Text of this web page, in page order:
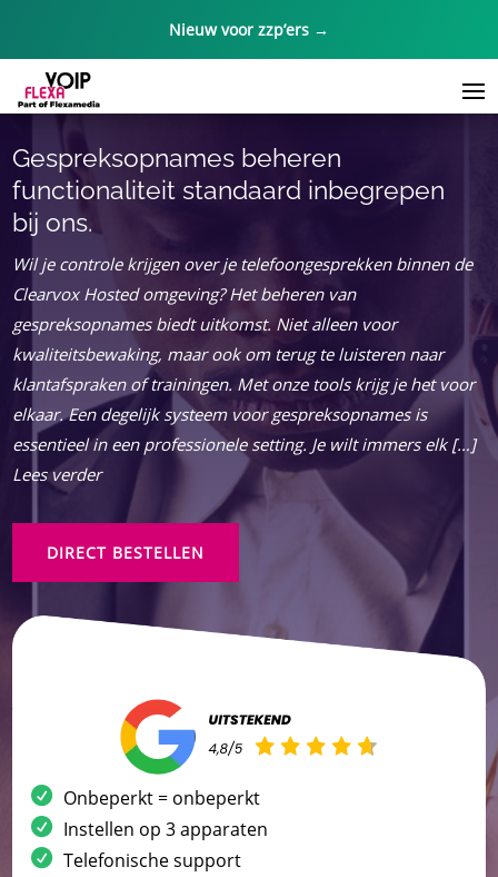
Nieuw voor zzp’ers →
Gespreksopnames beheren
functionaliteit standaard inbegrepen
bij ons.
Wil je controle krijgen over je telefoongesprekken binnen de
Clearvox Hosted omgeving? Het beheren van
gespreksopnames biedt uitkomst. Niet alleen voor
kwaliteitsbewaking, maar ook om terug te luisteren naar
klantafspraken of trainingen. Met onze tools krijg je het voor
elkaar. Een degelijk systeem voor gespreksopnames is
essentieel in een professionele setting. Je wilt immers elk […]
Lees verder
DIRECT BESTELLEN
Onbeperkt = onbeperkt
Instellen op 3 apparaten
Telefonische support